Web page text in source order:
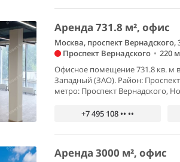
Аренда 731.8 м², офис
Москва, проспект Вернадского,
Проспект Вернадского • 220 м
Офисное помещение 731.8 кв. м
Западный (ЗАО). Район:
метро: Проспект Вернадского,
+7 495 108 •• ••
Аренда 3000 м², офис